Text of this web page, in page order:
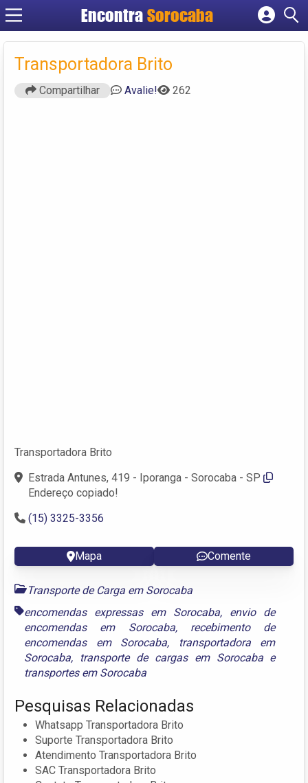
EncontraSorocaba
Cadastrar empresa
Criar conta
Transportadora Brito
Compartilhar Avalie! 262
Transportadora Brito
Estrada Antunes, 419 - Iporanga - Sorocaba - SP
Endereço copiado!
(15) 3325-3356
Mapa Comente
Transporte de Carga em Sorocaba
encomendas expressas em Sorocaba, envio de
encomendas em Sorocaba, recebimento de
encomendas em Sorocaba,
transportadora em
Sorocaba, transporte de cargas em Sorocabae
transportes em Sorocaba
Pesquisas Relacionadas
Whatsapp Transportadora Brito
Suporte Transportadora Brito
Atendimento Transportadora Brito
SAC Transportadora Brito